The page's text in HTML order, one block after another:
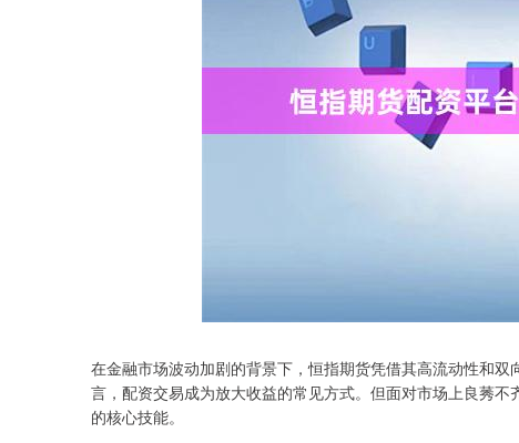
在金融市场波动加剧的背景下，恒指期货凭借其高流动性和
言，配资交易成为放大收益的常见方式。但面对市场上良莠
的核心技能。